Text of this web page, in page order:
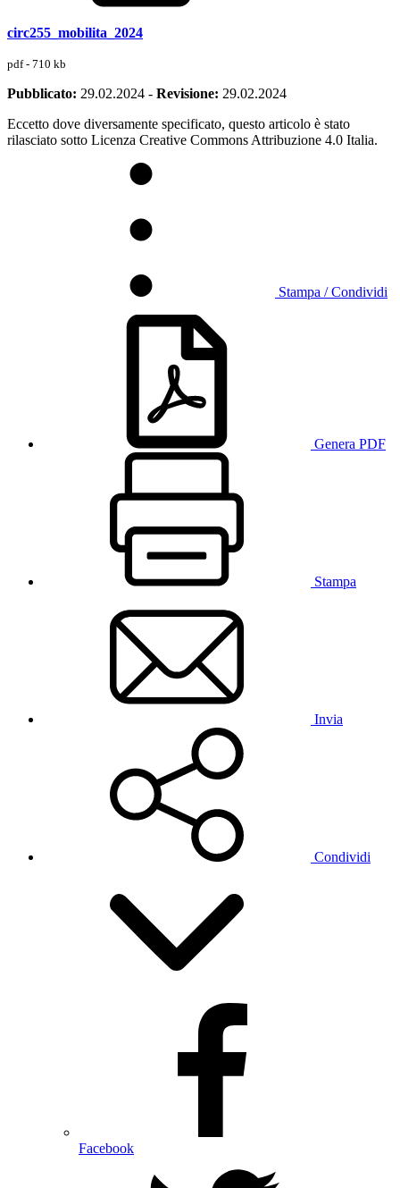
circ255_mobilita_2024
pdf - 710 kb
Pubblicato: 29.02.2024 - Revisione: 29.02.2024
Eccetto dove diversamente specificato, questo articolo è stato
rilasciato sotto Licenza Creative Commons Attribuzione 4.0 Italia.
Stampa / Condividi
Genera PDF
Stampa
Invia
Condividi
Facebook